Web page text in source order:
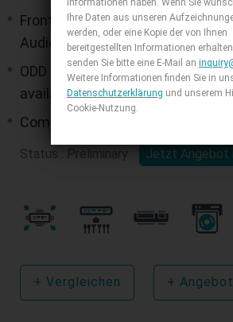
Front Access Operating
Audio Jack support
ODD Drive Bay Support: 1x
available
Compact Design for DC-in IPC
Status : Preliminary Jetzt Angebot
+ Vergleichen + Angebot
Informationen haben. Wenn Sie
Ihre Daten aus unseren
werden, oder eine Kopie der von Ihnen
bereitgestellten Informationen
senden Sie bitte eine E-Mail an
Weitere Informationen finden Sie in
Datenschutzerklärung und unserem
Cookie-Nutzung.